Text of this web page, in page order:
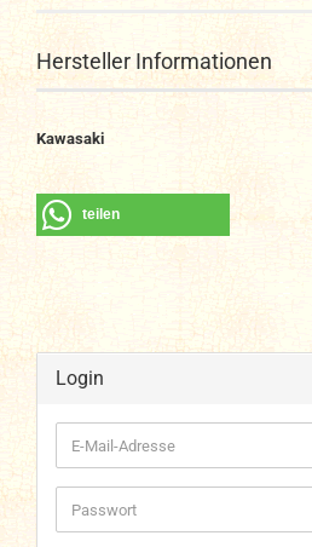
Hersteller Informationen
Kawasaki
teilen
Login
E-
Mail-
Adresse
Passwort